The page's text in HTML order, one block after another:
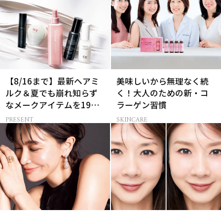
【8/16まで】最新ヘアミ
ルク＆夏でも崩れ知らず
なメークアイテムを19名
様にプレゼント！
PRESENT
美味しいから無理なく続
く！大人のための新・コ
ラーゲン習慣
SKINCARE